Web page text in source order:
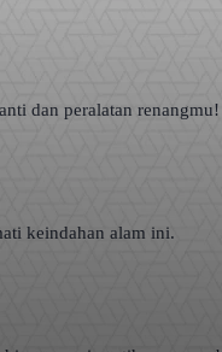
dan peralatan renangmu!
keindahan alam ini.